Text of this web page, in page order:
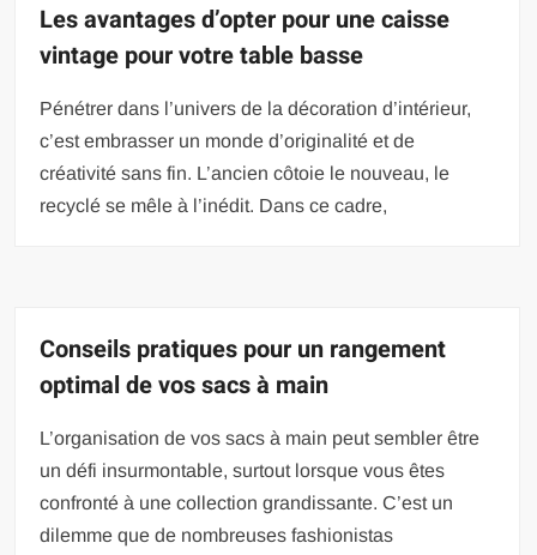
Les avantages d’opter pour une caisse
vintage pour votre table basse
Pénétrer dans l’univers de la décoration d’intérieur,
c’est embrasser un monde d’originalité et de
créativité sans fin. L’ancien côtoie le nouveau, le
recyclé se mêle à l’inédit. Dans ce cadre,
Conseils pratiques pour un rangement
optimal de vos sacs à main
L’organisation de vos sacs à main peut sembler être
un défi insurmontable, surtout lorsque vous êtes
confronté à une collection grandissante. C’est un
dilemme que de nombreuses fashionistas